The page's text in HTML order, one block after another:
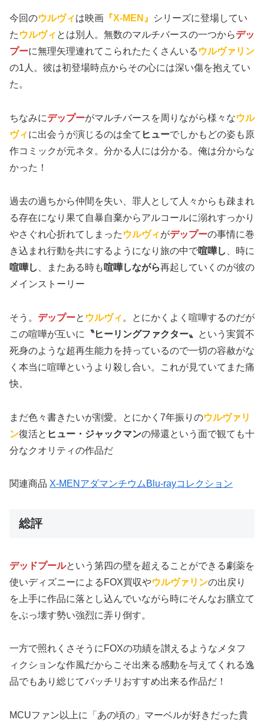
今回のウルヴィは映画 『X-MEN』
シリーズに登場してい
た ウルヴィ とは別人。無数のマルチバースの一つからデッ
プーに無理矢理連れてこられたたくさんいる ウルヴァリン
の1人。彼は初登場時点からその心には深い傷を抱えてい
た。
ちなみにデップーがマルチバースを周りながら様々なウル
ヴィに出会うが演じるのは全て ヒューでしかもどの姿も原
作コミックが元ネタ。分かる人には分かる。俺は分からな
かった！
過去の過ちから仲間を失い、罪人として人々からも疎まれ
る存在になり果て自暴自棄からアルコールに溺れすっかり
やさぐれ心折れてしまった ウルヴィがデップーの事情に巻
き込まれ行動を共にするようになり旅の中で喧嘩し
、時に
喧嘩し
、またある時も 喧嘩しながら再起していくのが彼の
メインストーリー
そう。 デップーと ウルヴィ 。とにかくよく喧嘩するのだが
この喧嘩が互いに
〝ヒーリングファクター〟
という実質不
死身のような超再生能力を持っているので一切の容赦がな
く本当に喧嘩というより殺し合い。これが見ていてまた痛
快。
まだ色々書きたいが割愛。とにかく7年振りのウルヴァリ
ン復活と ヒュー・ジャックマンの帰還という面で観ても十
分なクオリティの作品だ
関連商品 X-MENアダマンチウムBlu-rayコレクション
総評
デッドプールという第四の壁を超えることができる劇薬を
使いディズニーによるFOX買収やウルヴァリンの出戻り
を上手に作品に落とし込んでいながら時にそんなお膳立て
をぶっ壊す勢い強烈に弄り倒す。
一方で照れくさそうにFOXの功績を讃えるようなメタフ
ィクションな作風だからこそ出来る感動を与えてくれる逸
品でもあり総じてバッチリおすすめ出来る作品だ！
MCUファン以上に「あの頃の」マーベルが好きだった貴